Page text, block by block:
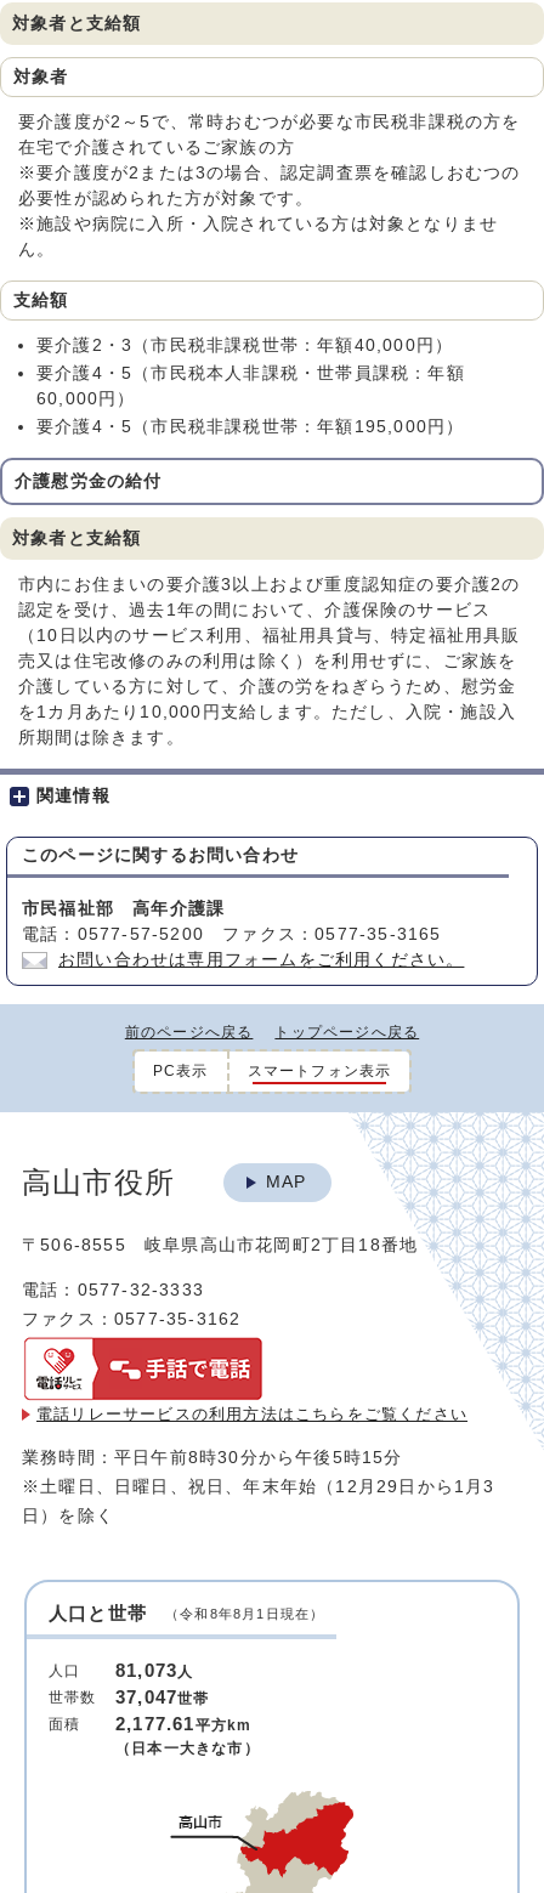
対象者と支給額
対象者
要介護度が2～5で、常時おむつが必要な市民税非課税の方を
在宅で介護されているご家族の方
※要介護度が2または3の場合、認定調査票を確認しおむつの
必要性が認められた方が対象です。
※施設や病院に入所・入院されている方は対象となりませ
ん。
支給額
要介護2・3（市民税非課税世帯：年額40,000円）
要介護4・5（市民税本人非課税・世帯員課税：年額
60,000円）
要介護4・5（市民税非課税世帯：年額195,000円）
介護慰労金の給付
対象者と支給額
市内にお住まいの要介護3以上および重度認知症の要介護2の
認定を受け、過去1年の間において、介護保険のサービス
（10日以内のサービス利用、福祉用具貸与、特定福祉用具販
売又は住宅改修のみの利用は除く）を利用せずに、ご家族を
介護している方に対して、介護の労をねぎらうため、慰労金
を1カ月あたり10,000円支給します。ただし、入院・施設入
所期間は除きます。
関連情報
このページに関する お問い合わせ
市民福祉部 高年介護課
電話：0577-57-5200 ファクス：0577-35-3165
お問い合わせは専用フォームをご利用ください。
前のページへ戻る トップページへ戻る
PC表示 スマートフォン表示
高山市役所 MAP
〒506-8555 岐阜県高山市花岡町2丁目18番地
電話：0577-32-3333
ファクス：0577-35-3162
電話リレーサービスの利用方法は こちらをご覧ください
業務時間：平日午前8時30分から午後5時15分
※土曜日、日曜日、祝日、年末年始（12月29日から1月3
日）を除く
人口と世帯 （令和8年8月1日現在）
人口 81,073人
世帯数
37,047世帯
面積
2,177.61平方km
（日本一大きな市）